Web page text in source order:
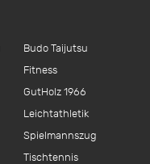
Budo Taijutsu
Fitness
GutHolz 1966
Leichtathletik
Spielmannszug
Tischtennis